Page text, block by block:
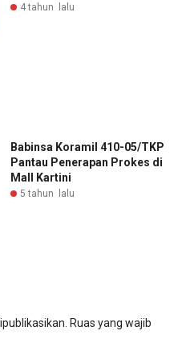
4 tahun lalu
Babinsa Koramil 410-05/TKP
Pantau Penerapan Prokes di
Mall Kartini
5 tahun lalu
Ruas yang wajib